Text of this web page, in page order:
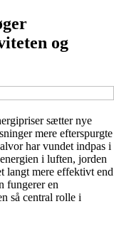
og
sætter nye
mere efterspurgte
har vundet indpas i
i luften, jorden
langt mere effektivt end
fungerer en
så central rolle i